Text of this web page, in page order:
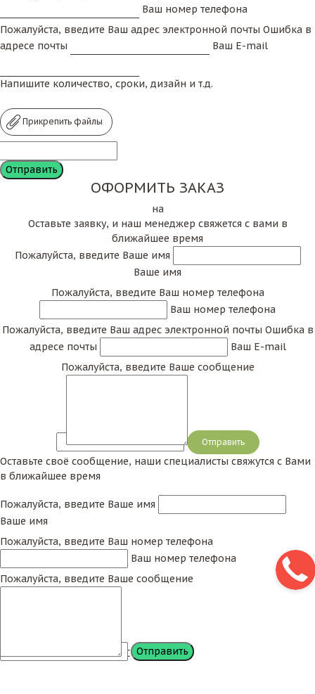
Ваш номер телефона
Пожалуйста, введите Ваш адрес электронной почты Ошибка в
адресе почты
Ваш E-mail
Напишите количество, сроки, дизайн и т.д.
Прикрепить файлы
ОФОРМИТЬ ЗАКАЗ
на
Оставьте заявку, и наш менеджер свяжется с вами в
ближайшее время
Пожалуйста, введите Ваше имя
Ваше имя
Пожалуйста, введите Ваш номер телефона
Ваш номер телефона
Пожалуйста, введите Ваш адрес электронной почты Ошибка в
адресе почты
Ваш E-mail
Пожалуйста, введите Ваше сообщение
Сообщение
Оставьте своё сообщение, наши специалисты свяжутся с Вами
в ближайшее время
Пожалуйста, введите Ваше имя
Ваше имя
Пожалуйста, введите Ваш номер телефона
Ваш номер телефона
Пожалуйста, введите Ваше сообщение
Сообщение